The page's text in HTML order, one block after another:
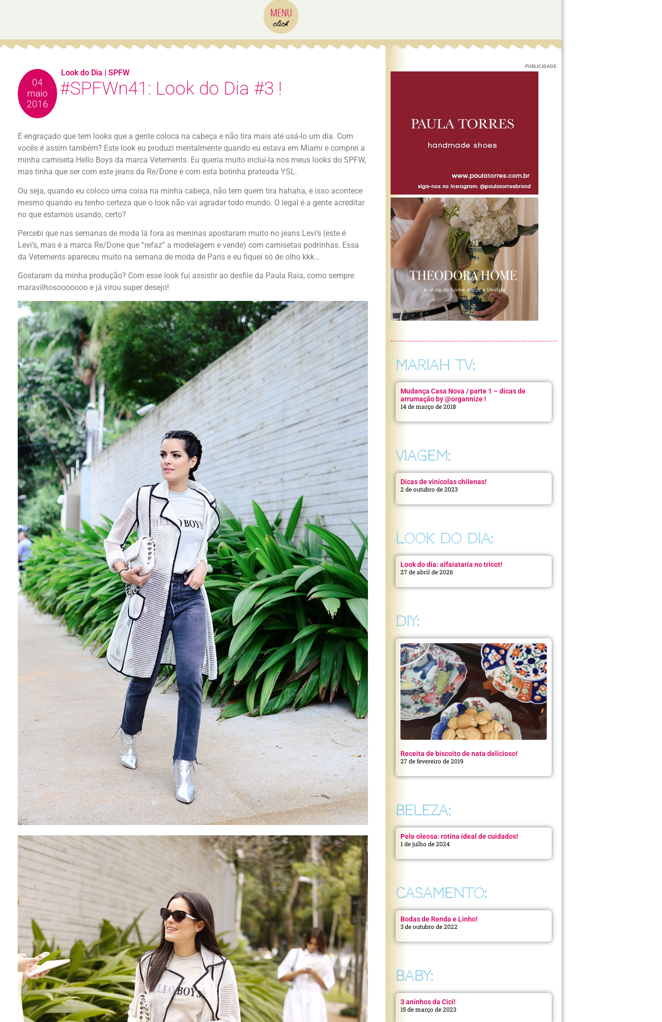
04
maio
2016
#SPFWn41: Look do Dia #3 !
É engraçado que tem looks que a gente coloca na cabeça e não tira mais até usá-lo um dia. Com
vocês é assim também? Este look eu produzi mentalmente quando eu estava em Miami e comprei a
minha camiseta Hello Boys da marca Vetements. Eu queria muito incluí-la nos meus looks do SPFW,
mas tinha que ser com este jeans da Re/Done e com esta botinha prateada YSL.
Ou seja, quando eu coloco uma coisa na minha cabeça, não tem quem tira hahaha, e isso acontece
mesmo quando eu tenho certeza que o look não vai agradar todo mundo. O legal é a gente acreditar
no que estamos usando, certo?
Percebi que nas semanas de moda lá fora as meninas apostaram muito no jeans Levi’s (este é
Levi’s, mas é a marca Re/Done que “refaz” a modelagem e vende) com camisetas podrinhas. Essa
da Vetements apareceu muito na semana de moda de Paris e eu fiquei só de olho kkk…
Gostaram da minha produção? Com esse look fui assistir ao desfile da Paula Raia, como sempre
maravilhosooooooo e já virou super desejo!
Look do Dia SPFW
PUBLICIDADE
MARIAH TV:
Mudança Casa Nova / parte 1 – dicas de
arrumação by @organnize !
14 de março de 2018
VIAGEM:
Dicas de vinícolas chilenas!
2 de outubro de 2023
LOOK DO DIA:
Look do dia: alfaiataria no tricot!
27 de abril de 2026
DIY:
Receita de biscoito de nata delicioso!
27 de fevereiro de 2019
BELEZA:
Pele oleosa: rotina ideal de cuidados!
1 de julho de 2024
CASAMENTO:
Bodas de Renda e Linho!
3 de outubro de 2022
BABY:
3 aninhos da Cici!
15 de março de 2023